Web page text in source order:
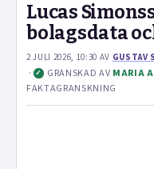
Lucas
bolagsdata
2 JULI 2026, 10:30 AV GUSTAV
· ✓ GRANSKAD AV MARIA
FAKTAGRANSKNING